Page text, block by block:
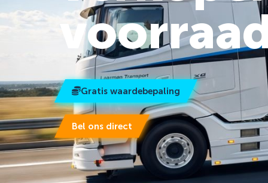
Gratis waardebepaling
Bel ons direct